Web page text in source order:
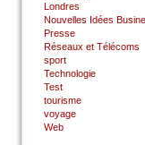
Londres
Nouvelles Idées
Presse
Réseaux et Télécoms
sport
Technologie
Test
tourisme
voyage
Web